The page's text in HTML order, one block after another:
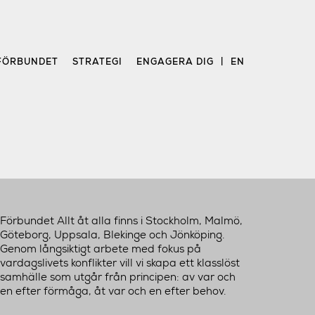
STRATEGI ENGAGERA DIG EN
Förbundet Allt åt alla finns i Stockholm, Malmö,
Göteborg, Uppsala, Blekinge och Jönköping.
Genom långsiktigt arbete med fokus på
vardagslivets konflikter vill vi skapa ett klasslöst
samhälle som utgår från principen: av var och
en efter förmåga, åt var och en efter behov.